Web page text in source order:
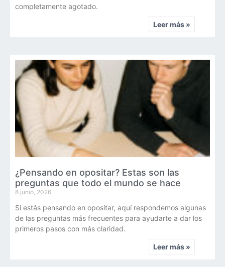
completamente agotado.
Leer más »
¿Pensando en opositar? Estas son las
preguntas que todo el mundo se hace
8 junio, 2026
Si estás pensando en opositar, aquí respondemos algunas
de las preguntas más frecuentes para ayudarte a dar los
primeros pasos con más claridad.
Leer más »